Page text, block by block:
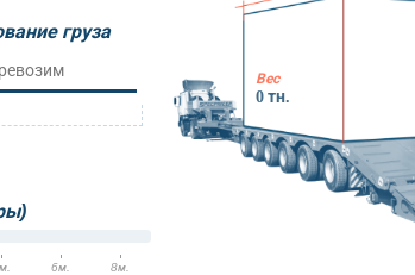
груза
6м. 8м.
Вес
0тн.